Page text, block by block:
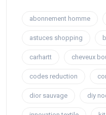
abonnement homme
astuces shopping
carhartt cheveux
codes reduction
dior sauvage diy